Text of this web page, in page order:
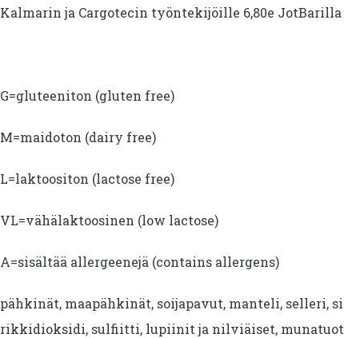
Kalmarin ja Cargotecin työntekijöille 6,80e
G=gluteeniton (gluten free)
M=maidoton (dairy free)
L=laktoositon (lactose free)
VL=vähälaktoosinen (low lactose)
A=sisältää allergeenejä (contains allergens)
pähkinät, maapähkinät, soijapavut, manteli, selleri,
rikkidioksidi, sulfiitti, lupiinit ja nilviäiset,